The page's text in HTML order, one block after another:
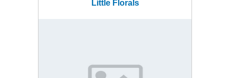
Little Florals